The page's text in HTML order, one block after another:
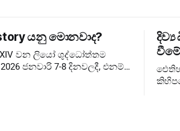
යනු මොනවාද?
වන ලියෝ ශුද්ධෝත්තම
ජනවාරි 7-8 දිනවලදී, එනම්